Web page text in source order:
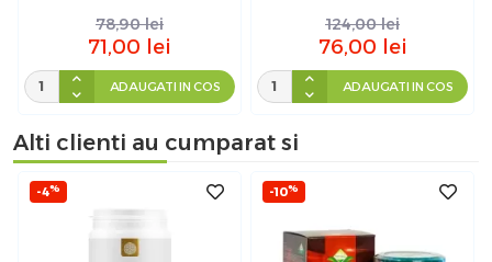
78,90 lei
71,00 lei
ADAUGATI IN COS
124,00 lei
76,00 lei
ADAUGATI IN COS
Alti clienti au cumparat si
-4% -10%